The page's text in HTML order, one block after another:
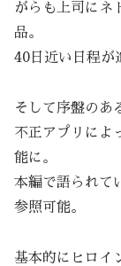
がらも上司にネ
品。
40日近い日程が
そして序盤のあ
不正アプリによ
能に。
本編で語られて
参照可能。
基本的にヒロイ